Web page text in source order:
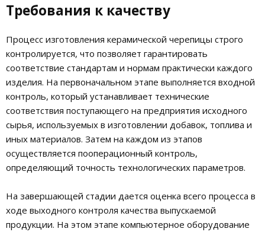
Требования к качеству
Процесс изготовления керамической черепицы строго
контролируется, что позволяет гарантировать
соответствие стандартам и нормам практически каждого
изделия. На первоначальном этапе выполняется входной
контроль, который устанавливает технические
соответствия поступающего на предприятия исходного
сырья, используемых в изготовлении добавок, топлива и
иных материалов. Затем на каждом из этапов
осуществляется пооперационный контроль,
определяющий точность технологических параметров.
На завершающей стадии дается оценка всего процесса в
ходе выходного контроля качества выпускаемой
продукции. На этом этапе компьютерное оборудование